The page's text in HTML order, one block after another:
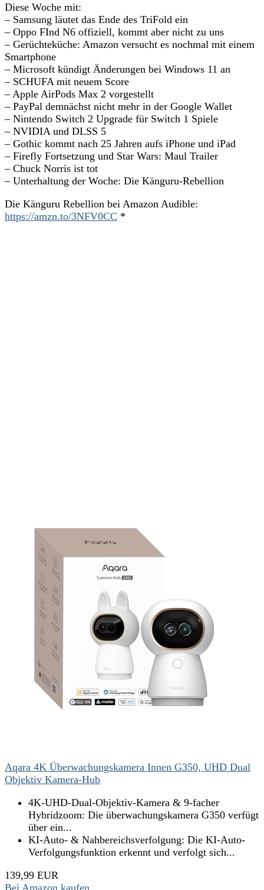
Diese Woche mit:
– Samsung läutet das Ende des TriFold ein
– Oppo FInd N6 offiziell, kommt aber nicht zu uns
– Gerüchteküche: Amazon versucht es nochmal mit einem
Smartphone
– Microsoft kündigt Änderungen bei Windows 11 an
– SCHUFA mit neuem Score
– Apple AirPods Max 2 vorgestellt
– PayPal demnächst nicht mehr in der Google Wallet
– Nintendo Switch 2 Upgrade für Switch 1 Spiele
– NVIDIA und DLSS 5
– Gothic kommt nach 25 Jahren aufs iPhone und iPad
– Firefly Fortsetzung und Star Wars: Maul Trailer
– Chuck Norris ist tot
– Unterhaltung der Woche: Die Känguru-Rebellion
Die Känguru Rebellion bei Amazon Audible:
https://amzn.to/3NFV0CC *
Aqara 4K Überwachungskamera Innen G350, UHD Dual
Objektiv Kamera-Hub
4K-UHD-Dual-Objektiv-Kamera & 9-facher
Hybridzoom: Die überwachungskamera G350 verfügt
über ein...
KI-Auto- & Nahbereichsverfolgung: Die KI-Auto-
Verfolgungsfunktion erkennt und verfolgt sich...
139,99 EUR
Bei Amazon kaufen